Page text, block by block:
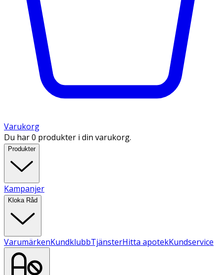
Varukorg
Du har 0 produkter i din varukorg.
Produkter
Kampanjer
Kloka Råd
VarumärkenKundklubbTjänsterHitta apotekKundservice